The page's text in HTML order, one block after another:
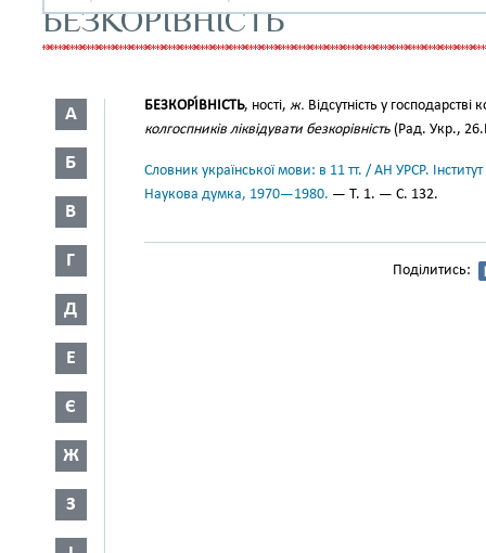
БЕЗКОРІВНІСТЬ
А
Б
В
Г
Д
Е
Є
Ж
З
БЕЗКОРІ́ВНІСТЬ, ності, ж. Відсутність у господарстві
колгоспників ліквідувати безкорівність (Рад. Укр.,
Словник української мови: в 11 тт. / АН УРСР.
Наукова думка, 1970—1980. — Т. 1. — С. 132.
Поділитись: